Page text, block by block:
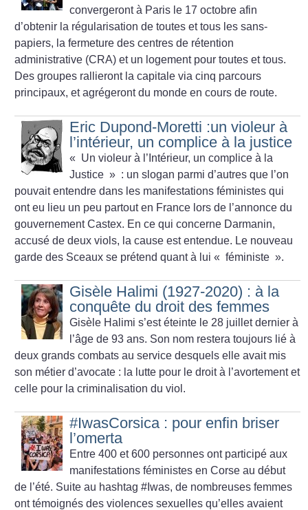
convergeront à Paris le 17 octobre afin
d’obtenir la régularisation de toutes et tous les sans-
papiers, la fermeture des centres de rétention
administrative (CRA) et un logement pour toutes et tous.
Des groupes rallieront la capitale via cinq parcours
principaux, et agrégeront du monde en cours de route.
Eric Dupond-Moretti :un violeur à
l’intérieur, un complice à la justice
« Un violeur à l’Intérieur, un complice à la
Justice » : un slogan parmi d’autres que l’on
pouvait entendre dans les manifestations féministes qui
ont eu lieu un peu partout en France lors de l’annonce du
gouvernement Castex. En ce qui concerne Darmanin,
accusé de deux viols, la cause est entendue. Le nouveau
garde des Sceaux se prétend quant à lui « féministe ».
Gisèle Halimi (1927-2020) : à la
conquête du droit des femmes
Gisèle Halimi s’est éteinte le 28 juillet dernier à
l’âge de 93 ans. Son nom restera toujours lié à
deux grands combats au service desquels elle avait mis
son métier d’avocate : la lutte pour le droit à l’avortement et
celle pour la criminalisation du viol.
#IwasCorsica : pour enfin briser
l’omerta
Entre 400 et 600 personnes ont participé aux
manifestations féministes en Corse au début
de l’été. Suite au hashtag #Iwas, de nombreusesfemmes
ont témoignés des violences sexuelles qu’elles avaient